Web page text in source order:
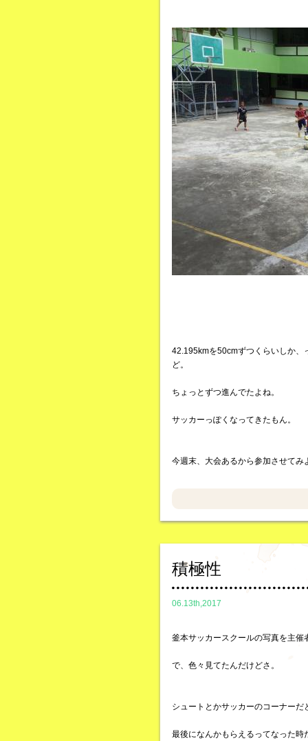
42.195kmを50cmずつくらいしか、
ど。
ちょっとずつ進んでたよね。
サッカーっぽくなってきたもん。
今週末、大会あるから参加させてみ
積極性
06.13th,2017
釜本サッカースクールの写真を主
で、色々見てたんだけどさ。
シュートとかサッカーのコーナー
最後になんかもらえるってなった時